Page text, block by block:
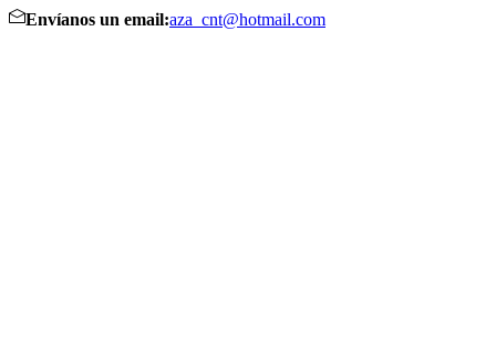
Envíanos un email:aza_cnt@hotmail.com